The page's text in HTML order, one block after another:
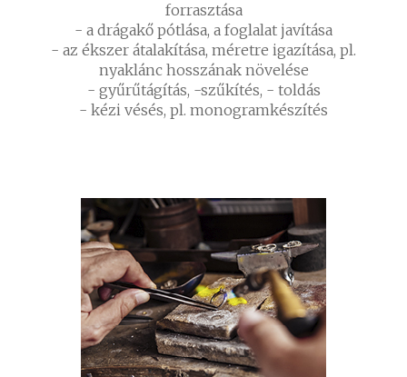
forrasztása
- a drágakő pótlása, a foglalat javítása
- az ékszer átalakítása, méretre igazítása, pl.
nyaklánc hosszának növelése
- gyűrűtágítás, -szűkítés, - toldás
- kézi vésés, pl. monogramkészítés